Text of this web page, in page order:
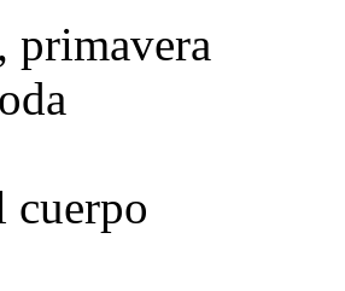
primavera
cuerpo